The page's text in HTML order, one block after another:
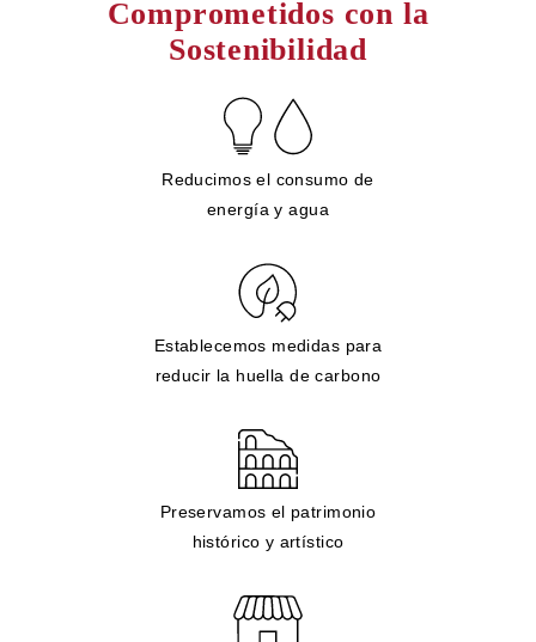
Comprometidos con la
Sostenibilidad
Reducimos el consumo de
energía y agua
Establecemos medidas para
reducir la huella de carbono
Preservamos el patrimonio
histórico y artístico